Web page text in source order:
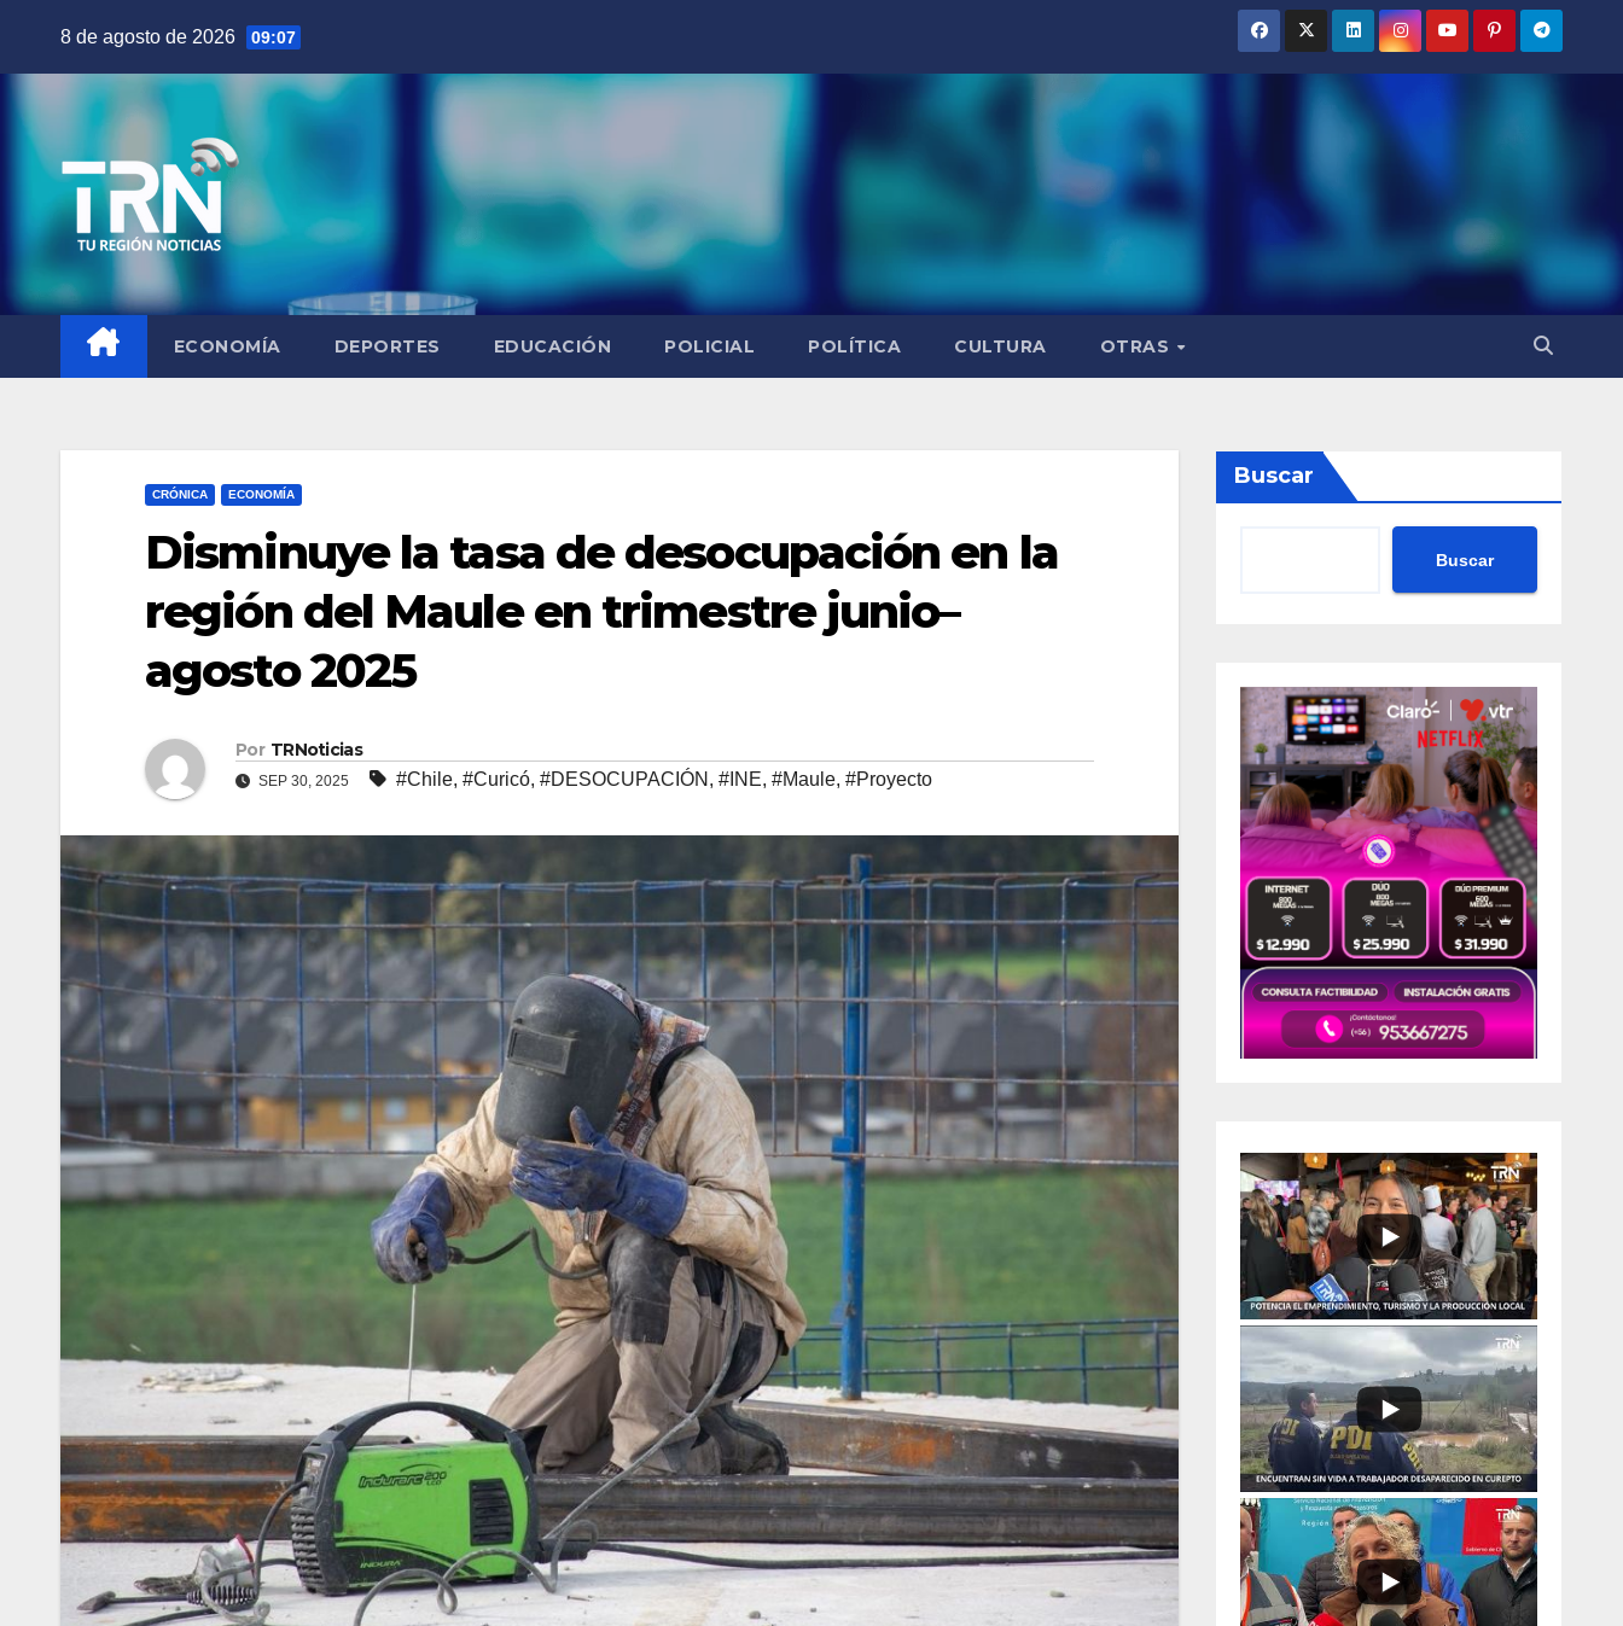
8 de agosto de 2026 09:07
ECONOMÍA DEPORTES EDUCACIÓN POLICIAL POLÍTICA CULTURA OTRAS
CRÓNICA ECONOMÍA
Disminuye la tasa de desocupación en la
región del Maule en trimestre junio–
agosto 2025
Por TRNoticias
SEP 30, 2025 #Chile, #Curicó, #DESOCUPACIÓN , #INE, #Maule, #Proyecto
Buscar
Buscar